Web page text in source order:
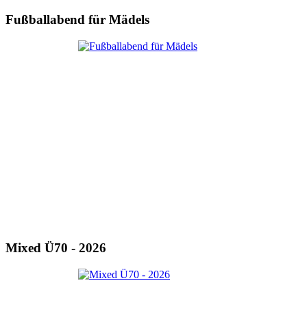
Fußballabend für Mädels
Mixed Ü70 - 2026